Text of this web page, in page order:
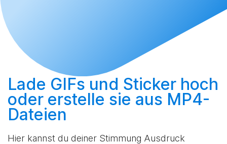
Lade GIFs und Sticker hoch
oder erstelle sie aus MP4-
Dateien
Hier kannst du deiner Stimmung Ausdruck